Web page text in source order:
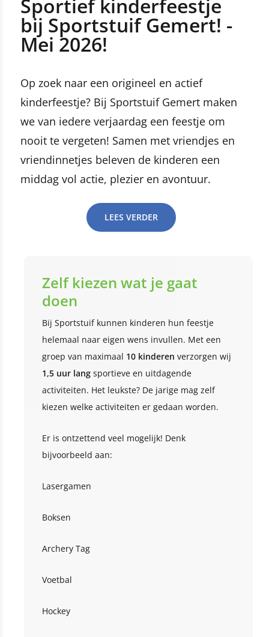
Sportief kinderfeestje
bij Sportstuif Gemert! -
Mei 2026!
Op zoek naar een origineel en actief
kinderfeestje? Bij Sportstuif Gemert maken
we van iedere verjaardag een feestje om
nooit te vergeten! Samen met vriendjes en
vriendinnetjes beleven de kinderen een
middag vol actie, plezier en avontuur.
LEES VERDER
Zelf kiezen wat je gaat
doen
Bij Sportstuif kunnen kinderen hun feestje
helemaal naar eigen wens invullen. Met een
groep van maximaal 10 kinderen verzorgen wij
1,5 uur lang sportieve en uitdagende
activiteiten. Het leukste? De jarige mag zelf
kiezen welke activiteiten er gedaan worden.
Er is ontzettend veel mogelijk! Denk
bijvoorbeeld aan:
Lasergamen
Boksen
Archery Tag
Voetbal
Hockey